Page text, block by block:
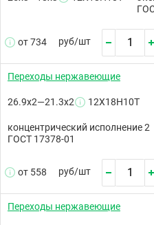
от 734 руб/шт
Переходы нержавеющие
26.9х2—21.3х2 12Х18Н10Т
концентрический исполнение 2
ГОСТ 17378-01
от 558 руб/шт
Переходы нержавеющие